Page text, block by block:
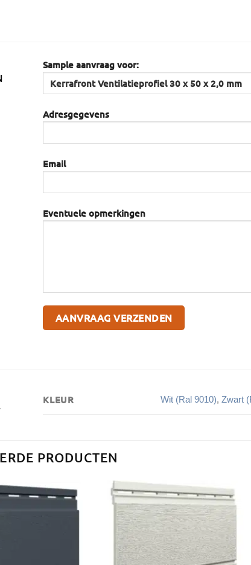
Sample aanvraag voor:
Adresgegevens
Email
Eventuele opmerkingen
KLEUR Wit (Ral 9010), Zwart
PRODUCTEN